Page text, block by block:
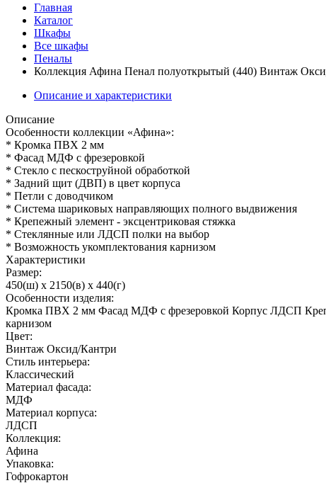
Главная
Каталог
Шкафы
Все шкафы
Пеналы
Коллекция Афина Пенал полуоткрытый (440) Винтаж
Описание и характеристики
Описание
Особенности коллекции «Афина»:
* Кромка ПВХ 2 мм
* Фасад МДФ с фрезеровкой
* Стекло с пескоструйной обработкой
* Задний щит (ДВП) в цвет корпуса
* Петли с доводчиком
* Система шариковых направляющих полного выдвижения
* Крепежный элемент - эксцентриковая стяжка
* Стеклянные или ЛДСП полки на выбор
* Возможность укомплектования карнизом
Характеристики
Размер:
450(ш) x 2150(в) x 440(г)
Особенности изделия:
Кромка ПВХ 2 мм Фасад МДФ с фрезеровкой Корпус ЛДСП
карнизом
Цвет:
Винтаж Оксид/Кантри
Стиль интерьера:
Классический
Материал фасада:
МДФ
Материал корпуса:
ЛДСП
Коллекция:
Афина
Упаковка:
Гофрокартон